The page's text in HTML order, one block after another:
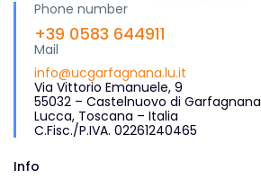
Phone number
+39 0583 644911
Mail
info@ucgarfagnana.lu.it
Via Vittorio Emanuele, 9
55032 – Castelnuovo di Garfagnana
Lucca, Toscana – Italia
C.Fisc./P.IVA. 02261240465
Info